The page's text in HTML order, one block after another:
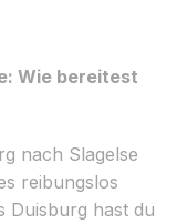
Wie bereitest
nach Slagelse
reibungslos
Duisburg hast du